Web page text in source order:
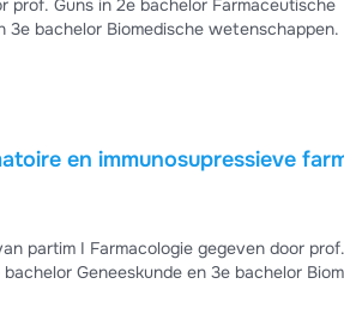
prof. Guns in 2e bachelor Farmaceutische
bachelor Biomedische wetenschappen.
en immunosupressieve
partim I Farmacologie gegeven door
Geneeskunde en 3e bachelor